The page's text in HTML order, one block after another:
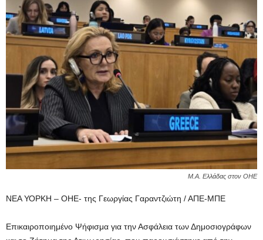
Μ.Α. Ελλάδας στον ΟΗΕ
ΝΕΑ ΥΟΡΚΗ – ΟΗΕ- της Γεωργίας Γαραντζιώτη / ΑΠΕ-ΜΠΕ
Επικαιροποιημένο Ψήφισμα για την Ασφάλεια των Δημοσιογράφων